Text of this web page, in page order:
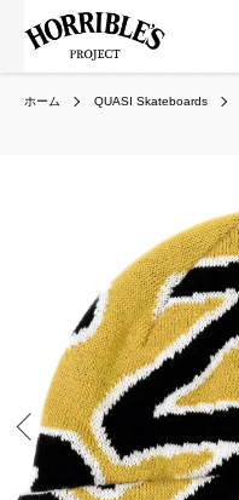
ホーム QUASI Skateboards